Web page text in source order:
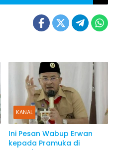
KANAL
Ini Pesan Wabup Erwan
kepada Pramuka di